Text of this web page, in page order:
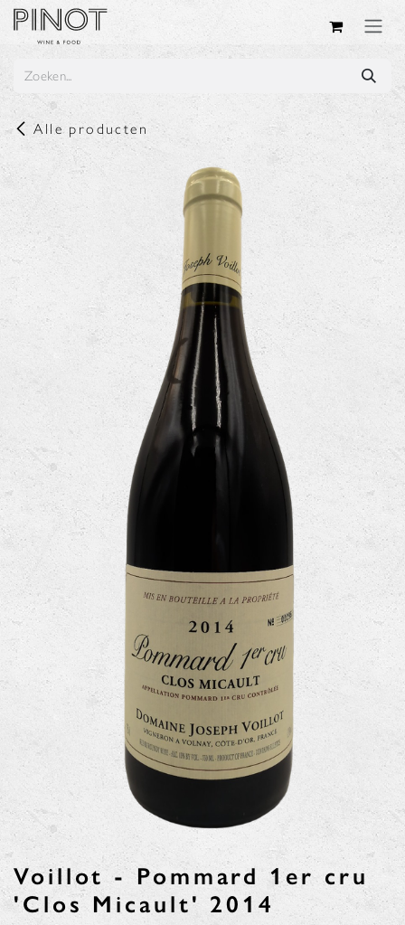
Overslaan naar inhoud
Alle producten
Voillot - Pommard 1er cru
'Clos Micault' 2014